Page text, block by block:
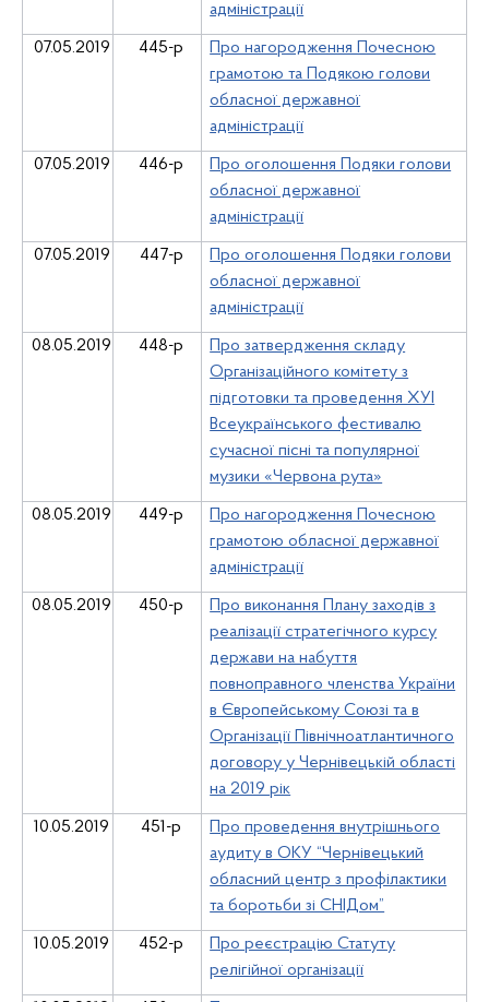
адміністрації
07.05.2019 445-р
Про нагородження Почесною
грамотою та Подякою голови
обласної державної
адміністрації
07.05.2019 446-р
Про оголошення Подяки голови
обласної державної
адміністрації
07.05.2019 447-р
Про оголошення Подяки голови
обласної державної
адміністрації
08.05.2019 448-р
Про затвердження складу
Організаційного комітету з
підготовки та проведення ХУІ
Всеукраїнського фестивалю
сучасної пісні та популярної
музики «Червона рута»
08.05.2019 449-р
Про нагородження Почесною
грамотою обласної державної
адміністрації
08.05.2019 450-р
Про виконання Плану заходів з
реалізації стратегічного курсу
держави на набуття
повноправного членства України
в Європейському Союзі та в
Організації Північноатлантичного
договору у Чернівецькій області
на 2019 рік
10.05.2019 451-р
Про проведення внутрішнього
аудиту в ОКУ “Чернівецький
обласний центр з профілактики
та боротьби зі СНІДом”
10.05.2019 452-р
Про реєстрацію Статуту
релігійної організації